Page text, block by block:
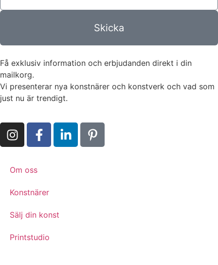
Skicka
Få exklusiv information och erbjudanden direkt i din
mailkorg.
Vi presenterar nya konstnärer och konstverk och vad som
just nu är trendigt.
Om oss
Konstnärer
Sälj din konst
Printstudio